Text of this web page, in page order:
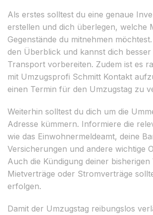
Als erstes solltest du eine genaue
erstellen und dich überlegen, welche
Gegenstände du mitnehmen
den Überblick und kannst dich
Transport vorbereiten. Zudem ist es
mit Umzugsprofi Schmitt Kontakt
einen Termin für den Umzugstag zu
Weiterhin solltest du dich um die
Adresse kümmern. Informiere die
wie das Einwohnermeldeamt, deine
Versicherungen und andere wichtige
Auch die Kündigung deiner bisherigen
Mietverträge oder Stromverträge
erfolgen.
Damit der Umzugstag reibungslos